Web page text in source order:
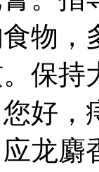
物
保持
好，
龙麝